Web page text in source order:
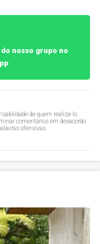
nosso grupo no
de quem realizá-lo.
comentários em desacordo
ofensivas.